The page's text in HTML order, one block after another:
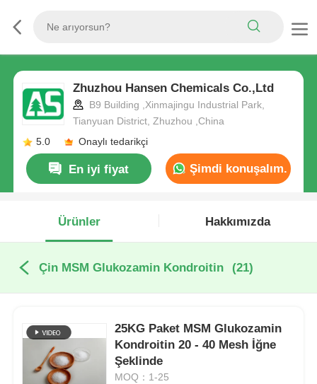
Zhuzhou Hansen Chemicals Co.,Ltd
B9 Building ,Xinmajingu Industrial Park,
Tianyuan District, Zhuzhou ,China
5.0
Onaylı tedarikçi
En iyi fiyat Şimdi konuşalım.
Ürünler Hakkımızda
Çin MSM Glukozamin Kondroitin (21)
25KG Paket MSM Glukozamin
Kondroitin 20 - 40 Mesh İğne
Şeklinde
MOQ：1-25